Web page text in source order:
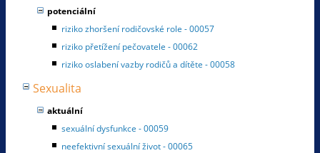
potenciální
riziko zhoršení rodičovské role - 00057
riziko přetížení pečovatele - 00062
riziko oslabení vazby rodičů a dítěte - 00058
Sexualita
aktuální
sexuální dysfunkce - 00059
neefektivní sexuální život - 00065